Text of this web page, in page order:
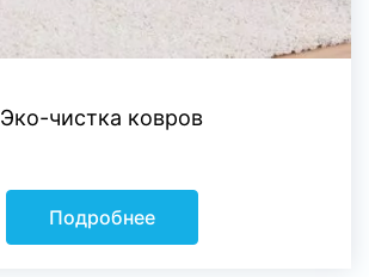
Эко-чистка ковров
Подробнее